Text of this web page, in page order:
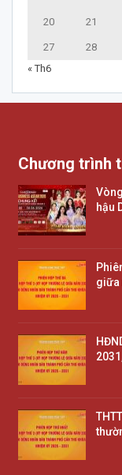
20 21
27 28
« Th6
Chương trình
hậu
giữa